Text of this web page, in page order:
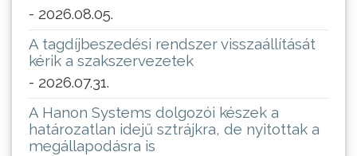
- 2026.08.05.
A tagdíjbeszedési rendszer visszaállítását
kérik a szakszervezetek
- 2026.07.31.
A Hanon Systems dolgozói készek a
határozatlan idejű sztrájkra, de nyitottak a
megállapodásra is